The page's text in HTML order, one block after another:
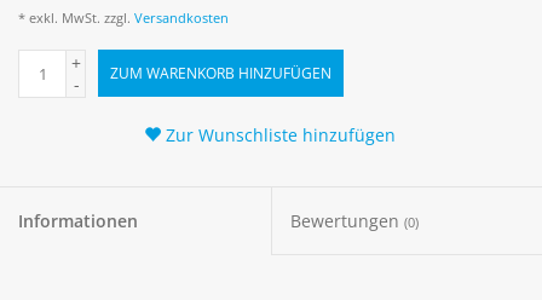
* exkl. MwSt. zzgl. Versandkosten
+
-
ZUM WARENKORB HINZUFÜGEN
Zur Wunschliste hinzufügen
Informationen Bewertungen (0)